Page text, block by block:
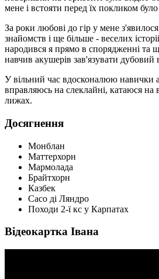
мене і встояти перед їх покликом
За роки любові до гір у мене
знайомств і ще більше - веселих
народився я прямо в спорядженні та
навчив акушерів зав'язувати дубовий
У вільний час вдосконалюю навички
вправляюсь на слеклайні, катаюся на
лижах.
Досягнення
Монблан
Маттерхорн
Мармолада
Брайтхорн
Казбек
Сасо ді Ляндро
Походи 2-ї кс у Карпатах
Відеокартка Івана